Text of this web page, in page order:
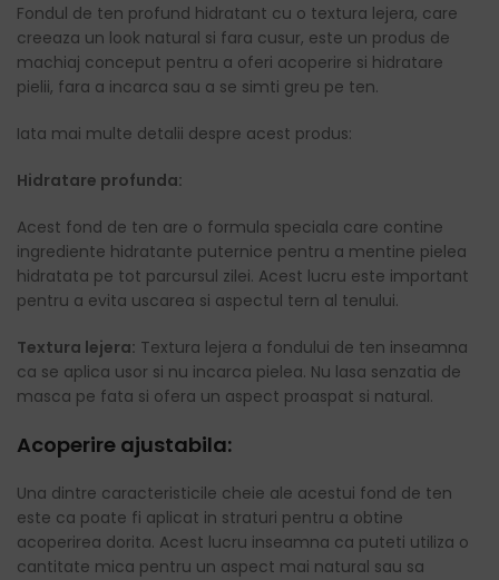
Fondul de ten profund hidratant cu o textura lejera, care
creeaza un look natural si fara cusur, este un produs de
machiaj conceput pentru a oferi acoperire si hidratare
pielii, fara a incarca sau a se simti greu pe ten.
Iata mai multe detalii despre acest produs:
Hidratare profunda:
Acest fond de ten are o formula speciala care contine
ingrediente hidratante puternice pentru a mentine pielea
hidratata pe tot parcursul zilei. Acest lucru este important
pentru a evita uscarea si aspectul tern al tenului.
Textura lejera: Textura lejera a fondului de ten inseamna
ca se aplica usor si nu incarca pielea. Nu lasa senzatia de
masca pe fata si ofera un aspect proaspat si natural.
Acoperire ajustabila:
Una dintre caracteristicile cheie ale acestui fond de ten
este ca poate fi aplicat in straturi pentru a obtine
acoperirea dorita. Acest lucru inseamna ca puteti utiliza o
cantitate mica pentru un aspect mai natural sau sa